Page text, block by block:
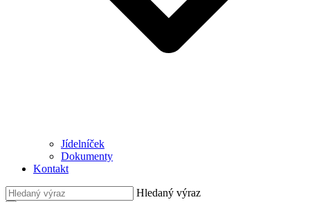
Jídelníček
Dokumenty
Kontakt
Hledaný výraz